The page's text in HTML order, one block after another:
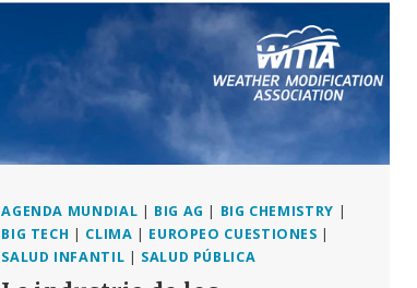
DATOS
COVID
AGENDA MUNDIAL | BIG AG | BIG CHEMISTRY |
BIG TECH | CLIMA | EUROPEO CUESTIONES |
SALUD INFANTIL | SALUD PÚBLICA